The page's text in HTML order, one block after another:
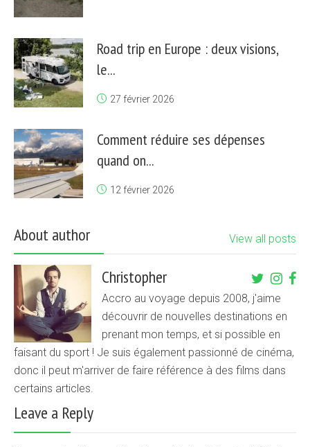
Road trip en Europe : deux visions,
le...
27 février 2026
Comment réduire ses dépenses
quand on...
12 février 2026
About author View all posts
Christopher
Accro au voyage depuis 2008, j'aime
découvrir de nouvelles destinations en
prenant mon temps, et si possible en
faisant du sport ! Je suis également passionné de cinéma,
donc il peut m'arriver de faire référence à des films dans
certains articles.
Leave a Reply